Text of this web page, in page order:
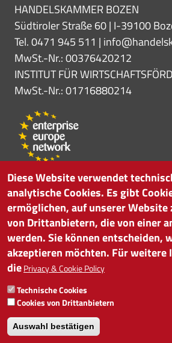
HANDELSKAMMER BOZEN
Südtiroler Straße 60 | I-39100
Tel. 0471 945 511 |
MwSt.-Nr.: 00376420212
INSTITUT FÜR
MwSt.-Nr.: 01716880214
Diese Website verwendet
analytische Cookies. Es gibt
ermöglichen, auf unserer Website
von Drittanbietern, die von einer
werden. Sie können entscheiden,
akzeptieren möchten. Für weitere
diePrivacy & Cookie Policy
Technische Cookies
Cookies von Drittanbietern
Auswahl bestätigen